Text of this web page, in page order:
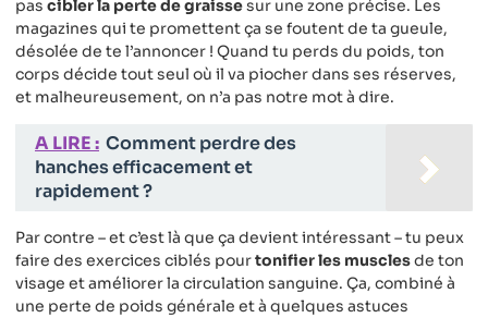
pas cibler la perte de graissesur une zone précise. Les
magazines qui te promettent ça se foutent de ta gueule,
désolée de te l’annoncer ! Quand tu perds du poids, ton
corps décide tout seul où il va piocher dans ses réserves,
et malheureusement, on n’a pas notre mot à dire.
A LIRE : Comment perdre des
hanches efficacement et
rapidement ?
Par contre – et c’est là que ça devient intéressant – tu peux
faire des exercices ciblés pourtonifier les musclesde ton
visage et améliorer la circulation sanguine. Ça, combiné à
une perte de poids générale et à quelques astuces